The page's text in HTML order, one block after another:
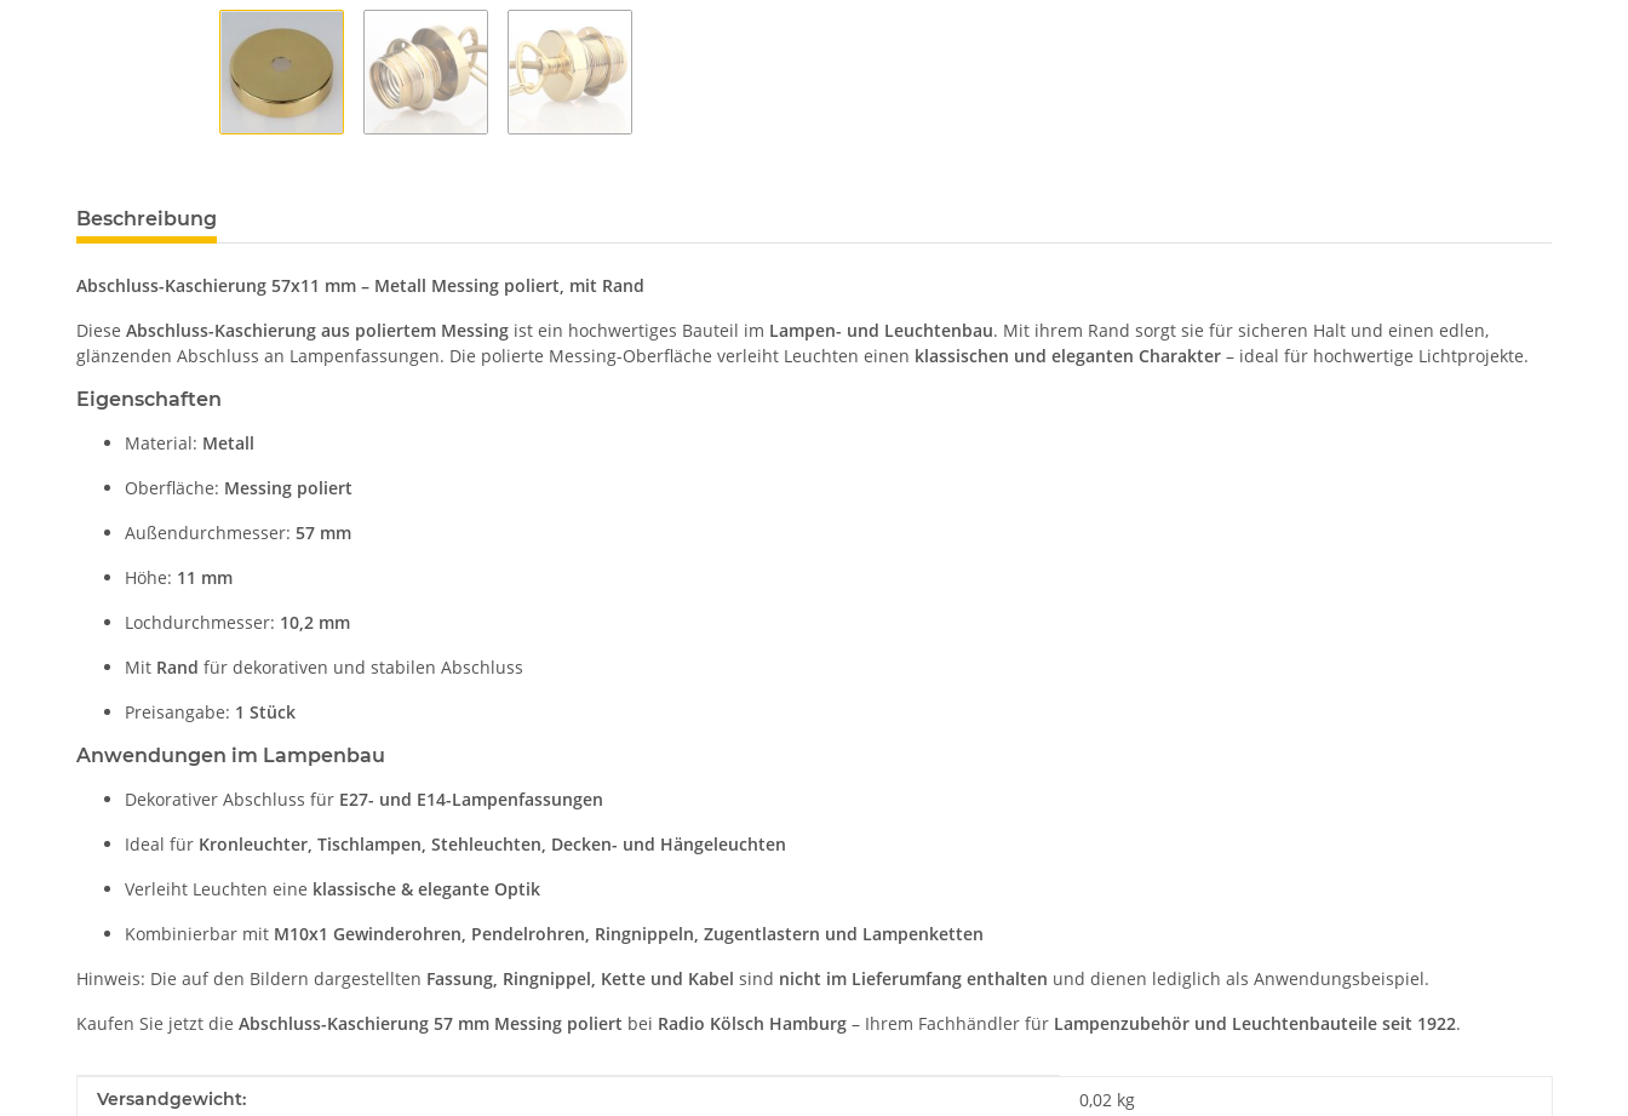
Beschreibung
Abschluss-Kaschierung 57x11 mm – Metall Messing poliert, mit Rand
Diese Abschluss-Kaschierung aus poliertem Messing ist ein hochwertiges Bauteil im Lampen- und Leuchtenbau. Mit ihrem Rand sorgt sie für sicheren Halt und einen edlen,
glänzenden Abschluss an Lampenfassungen. Die polierte Messing-Oberfläche verleiht Leuchten einen klassischen und eleganten Charakter – ideal für hochwertige Lichtprojekte.
Eigenschaften
Material: Metall
Oberfläche: Messing poliert
Außendurchmesser: 57 mm
Höhe: 11 mm
Lochdurchmesser: 10,2 mm
Mit Rand für dekorativen und stabilen Abschluss
Preisangabe: 1 Stück
Anwendungen im Lampenbau
Dekorativer Abschluss für E27- und E14-Lampenfassungen
Ideal für Kronleuchter, Tischlampen, Stehleuchten, Decken- und Hängeleuchten
Verleiht Leuchten eine klassische & elegante Optik
Kombinierbar mit M10x1 Gewinderohren, Pendelrohren, Ringnippeln, Zugentlastern und Lampenketten
Hinweis: Die auf den Bildern dargestellten Fassung, Ringnippel, Kette und Kabel sind nicht im Lieferumfang enthalten und dienen lediglich als Anwendungsbeispiel.
Kaufen Sie jetzt die Abschluss-Kaschierung 57 mm Messing poliert bei Radio Kölsch Hamburg – Ihrem Fachhändler für Lampenzubehör und Leuchtenbauteile seit 1922.
Produkteigenschaft
Wert
Versandgewicht: 0,02 kg